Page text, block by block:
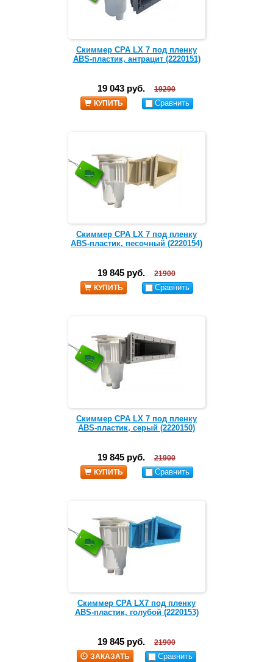
Скиммер CPA LX 7 под пленку
ABS-пластик, антрацит (2220151)
19 043 руб.
19290
КУПИТЬ
Сравнить
Скиммер CPA LX 7 под пленку
ABS-пластик, песочный (2220154)
19 845 руб.
21900
КУПИТЬ
Сравнить
Скиммер CPA LX 7 под пленку
ABS-пластик, серый (2220150)
19 845 руб.
21900
КУПИТЬ
Сравнить
Скиммер CPA LX7 под пленку
ABS-пластик, голубой (2220153)
19 845 руб.
21900
ЗАКАЗАТЬ
Сравнить